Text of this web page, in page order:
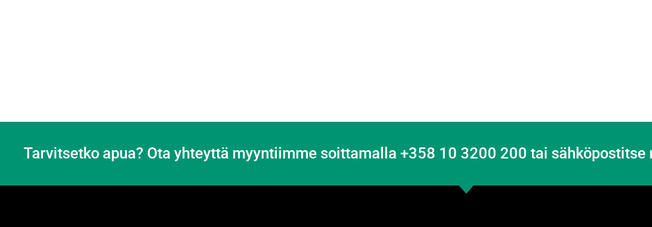
Tarvitsetko apua? Ota yhteyttä myyntiimme soittamalla +358 10 3200 200 tai sähköpostitse